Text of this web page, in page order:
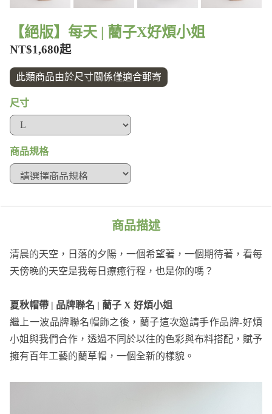
【絕版】每天 | 藺子X好煩小姐
NT$1,680起
此類商品由於尺寸關係僅適合郵寄
尺寸
商品規格
商品描述
清晨的天空，日落的夕陽，一個希望著，一個期待著，看每
天傍晚的天空是我每日療癒行程，也是你的嗎？
夏秋帽帶 | 品牌聯名 | 藺子 X 好煩小姐
繼上一波品牌聯名帽飾之後，藺子這次邀請手作品牌-好煩
小姐與我們合作，透過不同於以往的色彩與布料搭配，賦予
擁有百年工藝的藺草帽，一個全新的樣貌。